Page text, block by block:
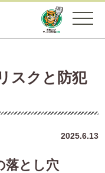
スクと防犯
2025.6.13
落とし穴